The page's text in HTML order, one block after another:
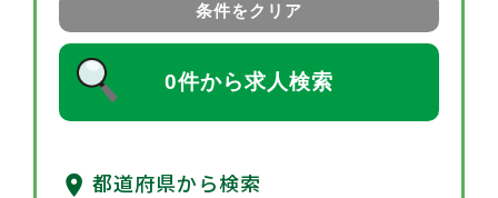
条件をクリア
0件から求人検索
都道府県から検索